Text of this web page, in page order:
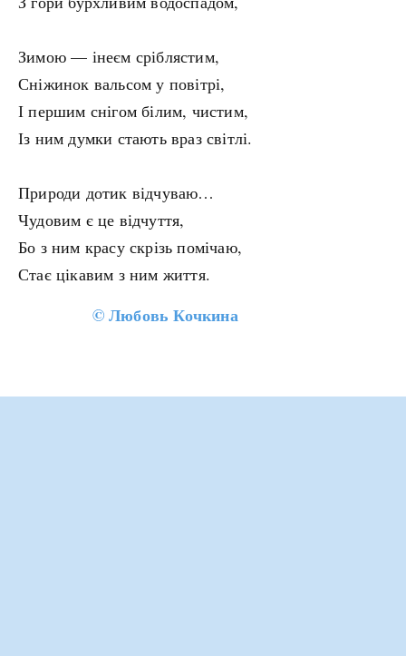
Зимою — інеєм сріблястим,
Сніжинок вальсом у повітрі,
І першим снігом білим, чистим,
Із ним думки стають враз світлі.
Природи дотик відчуваю…
Чудовим є це відчуття,
Бо з ним красу скрізь помічаю,
Стає цікавим з ним життя.
©Любовь Кочкина